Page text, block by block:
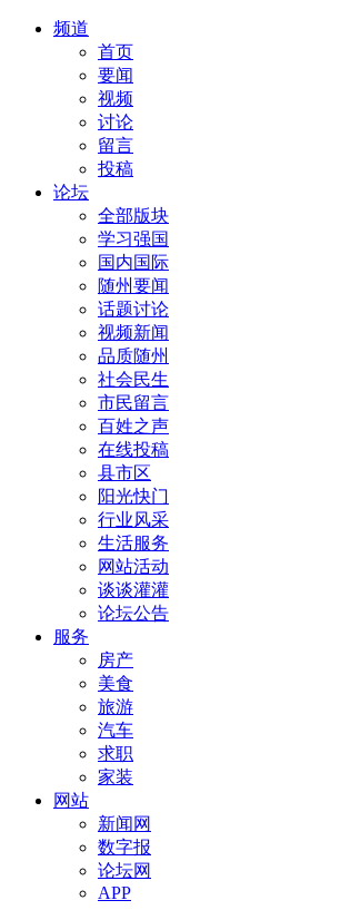
频道
首页
要闻
视频
讨论
留言
投稿
论坛
全部版块
学习强国
国内国际
随州要闻
话题讨论
视频新闻
品质随州
社会民生
市民留言
百姓之声
在线投稿
县市区
阳光快门
行业风采
生活服务
网站活动
谈谈灌灌
论坛公告
服务
房产
美食
旅游
汽车
求职
家装
网站
新闻网
数字报
论坛网
APP